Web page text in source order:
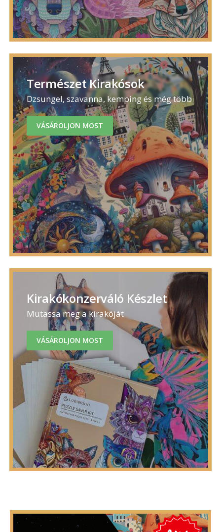
Természet Kirakósok
Dzsungel, szavanna, kemping és még több
VÁSÁROLJON MOST
Kirakókonzerváló Készlet
Mutassa meg a kirakóját
VÁSÁROLJON MOST